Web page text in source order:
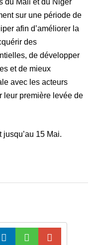
sur une période de
afin d’améliorer la
des
de développer
et de mieux
avec les acteurs
leur première levée de
jusqu’au 15 Mai.